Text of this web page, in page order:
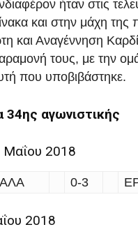
ήταν στις
και στην μάχη
και Αναγέννηση
τους, με την
που υποβιβάστηκε.
αγωνιστικής
2018
0-3
2018